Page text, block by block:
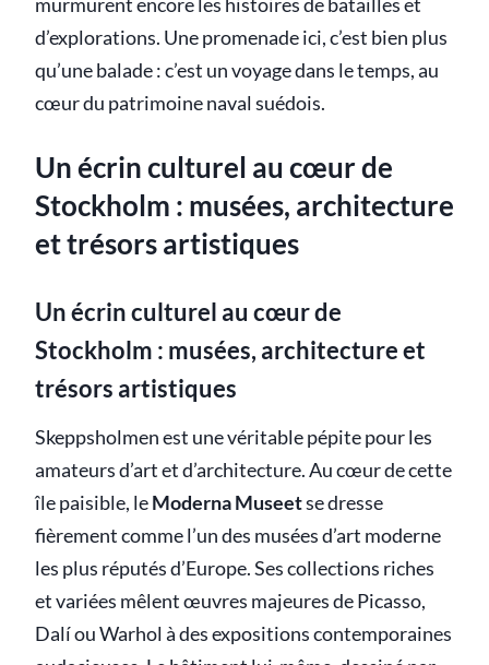
murmurent encore les histoires de batailles et
d’explorations. Une promenade ici, c’est bien plus
qu’une balade : c’est un voyage dans le temps, au
cœur du patrimoine naval suédois.
Un écrin culturel au cœur de
Stockholm : musées, architecture
et trésors artistiques
Un écrin culturel au cœur de
Stockholm : musées, architecture et
trésors artistiques
Skeppsholmen est une véritable pépite pour les
amateurs d’art et d’architecture. Au cœur de cette
île paisible, leModerna Museetse dresse
fièrement comme l’un des musées d’art moderne
les plus réputés d’Europe. Ses collections riches
et variées mêlent œuvres majeures de Picasso,
Dalí ou Warhol à des expositions contemporaines